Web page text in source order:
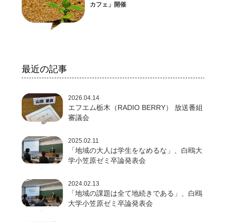
カフェ」開催
最近の記事
2026.04.14
エフエム栃木（RADIO BERRY） 放送番組
審議会
2025.02.11
「地域の大人は学生をなめるな」、白鴎大
学小笠原ゼミ卒論発表会
2024.02.13
「地域の課題は全て地続きである」、白鴎
大学小笠原ゼミ卒論発表会